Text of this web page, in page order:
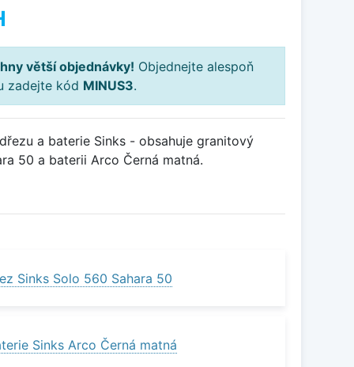
větší objednávky! Objednejte alespoň
zadejte kód MINUS3.
a baterie Sinks - obsahuje granitový
50 a baterii Arco Černá matná.
Sinks Solo 560 Sahara 50
Sinks Arco Černá matná